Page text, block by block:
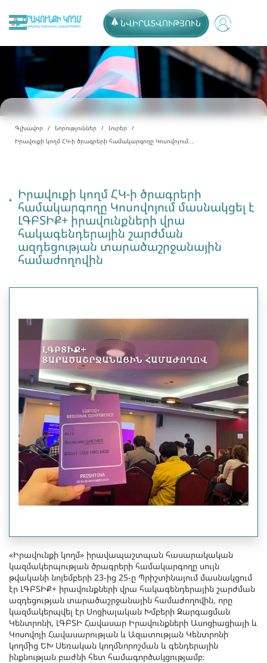
ՆՎԻՐԱՏՎՈՒԹՅՈՒՆ
Գլխավոր Նորություններ
Լուրեր
Իրավուքի կողմ ՀԿ-ի ծրագրերի համակարգողը Կոսովոյում...
Իրավուքի կողմ ՀԿ-ի ծրագրերի
համակարգողը Կոսովոյում մասնակցել է
ԼԳԲՏԻՔ+ իրավունքների վրա
հակագենդերային շարժման
ազդեցության տարածաշրջանային
համաժողովին
«Իրավունքի կողմ» իրավապաշտպան հասարակական
կազմակերպության ծրագրերի համակարգողը սույն
թվականի նոյեմբերի 23-ից 25-ը Պրիշտինայում մասնակցում
էր ԼԳԲՏԻՔ+ իրավունքների վրա հակագենդերային շարժման
ազդեցության տարածաշրջանային համաժողովին, որը
կազմակերպվել էր Սոցիալական Խմբերի Զարգացման
Կենտրոնի, ԼԳԲՏԻ Հավասար Իրավունքների Ասոցիացիայի և
Կոսովոյի Հավասարության և Ազատության Կենտրոնի
կողմից ԵԽ Սեռական կողմնորոշման և գենդերային
ինքնության բաժնի հետ համագործակցությամբ։